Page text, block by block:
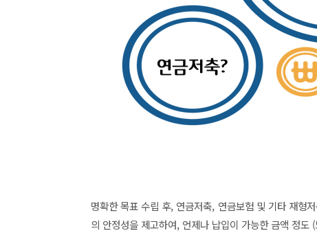
명확한 목표 수립 후, 연금저축, 연금보험 및 기타 재형
의 안정성을 제고하여, 언제나 납입이 가능한 금액 정도